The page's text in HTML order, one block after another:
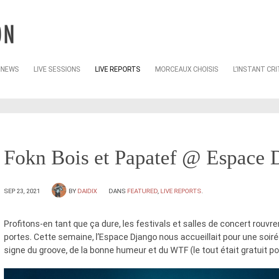
Skip
NEWS LIVE SESSIONS LIVE REPORTS MORCEAUX CHOISIS L’INSTANT
Fokn Bois et Papatef @ Espace
SEP 23, 2021 BY DAIDIX DANS FEATURED LIVE REPORTS
Profitons-en tant que ça dure, les festivals et salles de concert
portes. Cette semaine, l’Espace Django nous accueillait pour une
signe du groove, de la bonne humeur et du WTF (le tout était gratuit